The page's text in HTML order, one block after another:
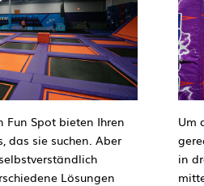
Spot bieten Ihren
das sie suchen. Aber
Lösungen
Um
in